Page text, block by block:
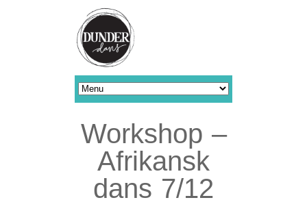
Workshop –
Afrikansk
dans 7/12